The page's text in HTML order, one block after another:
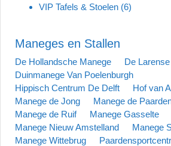
VIP Tafels & Stoelen (6)
Maneges en Stallen
De Hollandsche Manege
De
Duinmanege Van Poelenburgh
Hippisch Centrum De Delft
Hof van
Manege de Jong
Manege de
Manege de Ruif
Manege Gasselte
Manege Nieuw Amstelland
Manege
Manege Wittebrug